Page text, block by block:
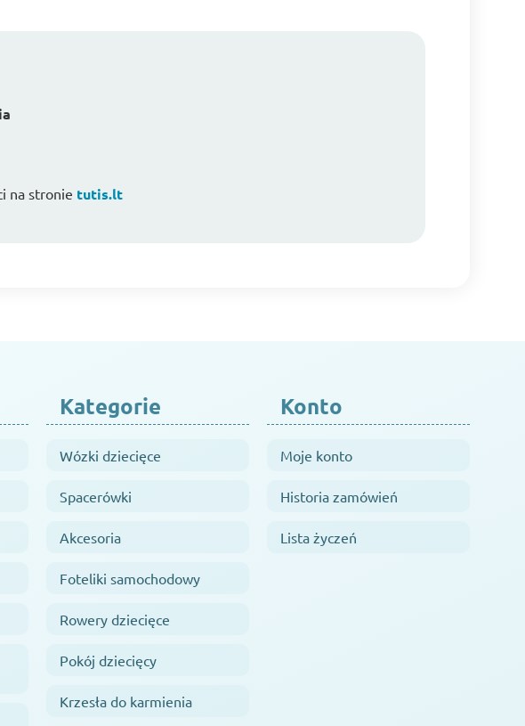
na stronie tutis.lt
Kategorie
Wózki dziecięce
Spacerówki
Akcesoria
Foteliki samochodowy
Rowery dziecięce
Pokój dziecięcy
Krzesła do karmienia
Konto
Moje konto
Historia zamówień
Lista życzeń